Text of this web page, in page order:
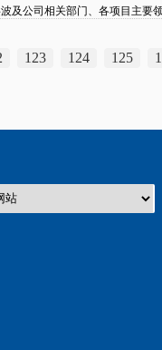
及公司相关部门、各项目主要
123 124 125